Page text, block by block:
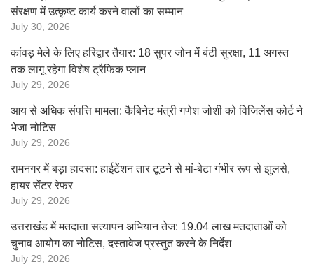
संरक्षण में उत्कृष्ट कार्य करने वालों का सम्मान
July 30, 2026
कांवड़ मेले के लिए हरिद्वार तैयार: 18 सुपर जोन में बंटी सुरक्षा, 11 अगस्त
तक लागू रहेगा विशेष ट्रैफिक प्लान
July 29, 2026
आय से अधिक संपत्ति मामला: कैबिनेट मंत्री गणेश जोशी को विजिलेंस कोर्ट ने
भेजा नोटिस
July 29, 2026
रामनगर में बड़ा हादसा: हाईटेंशन तार टूटने से मां-बेटा गंभीर रूप से झुलसे,
हायर सेंटर रेफर
July 29, 2026
उत्तराखंड में मतदाता सत्यापन अभियान तेज: 19.04 लाख मतदाताओं को
चुनाव आयोग का नोटिस, दस्तावेज प्रस्तुत करने के निर्देश
July 29, 2026